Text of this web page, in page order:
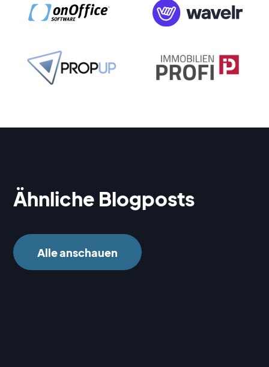
Ähnliche Blogposts
Alle anschauen